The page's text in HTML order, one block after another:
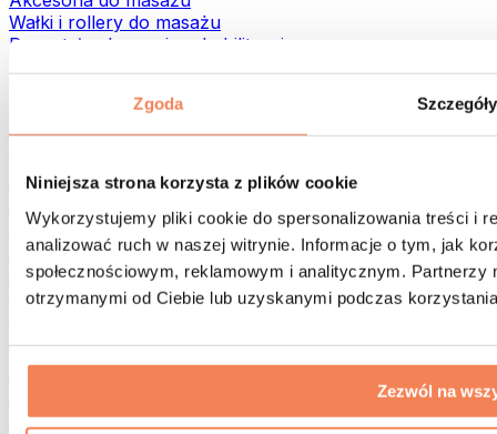
Zgoda Szczegóły
Niniejsza strona korzysta z plików cookie
Wykorzystujemy pliki cookie do spersonalizowania treści i
analizować ruch w naszej witrynie. Informacje o tym, jak
społecznościowym, reklamowym i analitycznym. Partnerzy
otrzymanymi od Ciebie lub uzyskanymi podczas
Zezwól na
Wałki i rollery do masażu
Pozostałe akcesoria rehabilitacyjne
Torby i plecaki
Torby na żywność i akcesoria
Akcesoria dopasowane do aktywności
Bieganie
Sporty walki
Kolarstwo
Joga i pilates
Terapia zimnem
Trekking
Filtry i dzbanki do wody